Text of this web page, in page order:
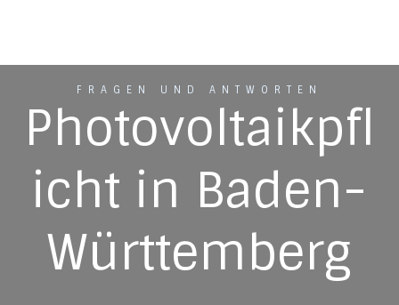
FRAGEN UND ANTWORTEN
Photovoltaikpfl
icht in Baden-
Württemberg